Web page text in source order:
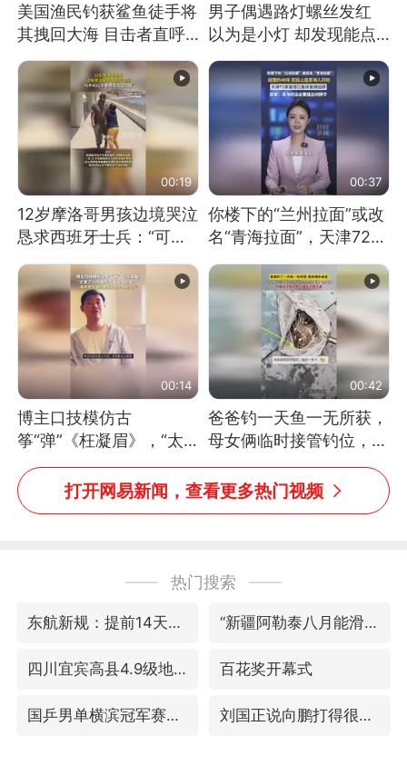
美国渔民钓获鲨鱼徒手将
其拽回大海 目击者直呼
震惊 （视频来源：参考
消息）
男子偶遇路灯螺丝发红
以为是小灯 却发现能点
燃香烟 当事人：已报警
处理
00:19
12岁摩洛哥男孩边境哭泣
恳求西班牙士兵：“可不
可以不要把我遣返回国”
00:37
你楼下的“兰州拉面”或改
名“青海拉面”，天津72家
面馆已集体更换招牌
00:14
博主口技模仿古
筝“弹”《枉凝眉》，“太
像了～你是吃古筝长大的
吗？”“或将成为首位考级
不带古筝的选手。”（来
00:42
爸爸钓一天鱼一无所获，
母女俩临时接管钓位，用
玩具鱼竿钓上大鱼
打开网易新闻，查看更多热门视频
热门搜索
东航新规：提前14天可免费退改签 “新疆阿勒泰八月能滑雪”不实
四川宜宾高县4.9级地震致1死 百花奖开幕式
国乒男单横滨冠军赛全军覆没 刘国正说向鹏打得很窝囊